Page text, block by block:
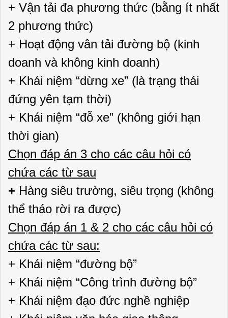
+ Vận tải đa phương thức (bằng ít nhất
2 phương thức)
+ Hoạt động vân tải đường bộ (kinh
doanh và không kinh doanh)
+ Khái niệm “dừng xe” (là trạng thái
đứng yên tạm thời)
+ Khái niệm “đỗ xe” (không giới hạn
thời gian)
Chọn đáp án 3 cho các câu hỏi có
chứa các từ sau
+ Hàng siêu trường, siêu trọng (không
thể tháo rời ra được)
Chọn đáp án 1 & 2 cho các câu hỏi có
chứa các từ sau:
+ Khái niệm “đường bộ”
+ Khái niệm “Công trình đường bộ”
+ Khái niệm đạo đức nghề nghiệp